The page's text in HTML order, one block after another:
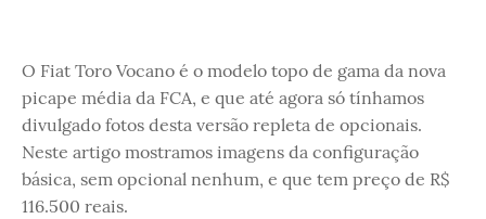
O Fiat Toro Vocano é o modelo topo de gama da nova
picape média da FCA, e que até agora só tínhamos
divulgado fotos desta versão repleta de opcionais.
Neste artigo mostramos imagens da configuração
básica, sem opcional nenhum, e que tem preço de R$
116.500 reais.